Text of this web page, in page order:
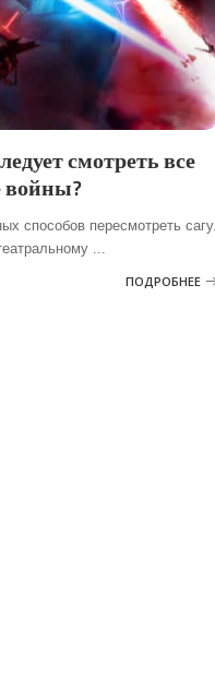
смотреть все
способов пересмотреть сагу.
ПОДРОБНЕЕ